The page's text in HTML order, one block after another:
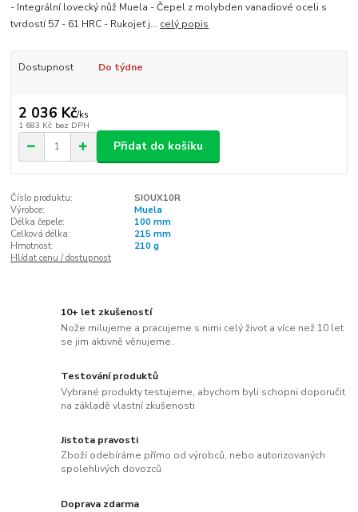
- Integrální lovecký nůž Muela - Čepel z molybden vanadiové oceli s
tvrdostí 57 - 61 HRC - Rukojeť j... celý popis
Dostupnost Do týdne
2 036 Kč/ks
1 683 Kč bez DPH
Přidat do košíku
Číslo produktu:
SIOUX10R
Výrobce:
Muela
Délka čepele:
100 mm
Celková délka:
215 mm
Hmotnost:
210 g
Hlídat cenu / dostupnost
10+ let zkušeností
Nože milujeme a pracujeme s nimi celý život a více než 10 let
se jim aktivně věnujeme.
Testování produktů
Vybrané produkty testujeme, abychom byli schopni doporučit
na základě vlastní zkušenosti
Jistota pravosti
Zboží odebíráme přímo od výrobců, nebo autorizovaných
spolehlivých dovozců
Doprava zdarma